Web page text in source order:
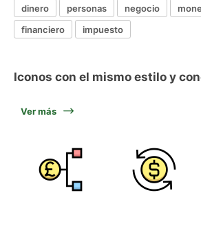
dinero personas negocio
financiero
impuesto
Iconos con el mismo estilo y
Ver más